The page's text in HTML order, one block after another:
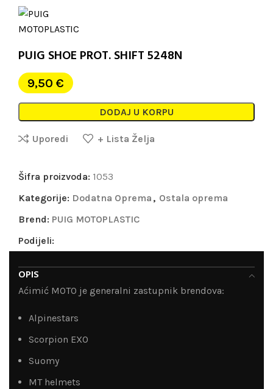
PUIG SHOE PROT. SHIFT 5248N
9,50 €
DODAJ U KORPU
Uporedi + Lista Želja
Šifra proizvoda: 1053
Kategorije: Dodatna Oprema , Ostala oprema
Brend: PUIG MOTOPLASTIC
Podijeli:
OPIS
Aćimić MOTO je generalni zastupnik brendova:
Alpinestars
Scorpion EXO
Suomy
MT helmets